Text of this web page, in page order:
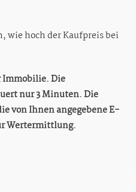
wie hoch der Kaufpreis bei
Immobilie. Die
nur 3 Minuten. Die
von Ihnen angegebene E-
Wertermittlung.